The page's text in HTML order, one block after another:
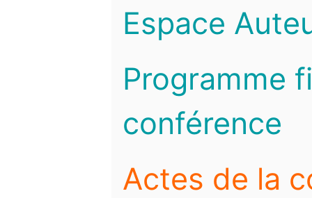
Espace
Programme
conférence
Actes de la